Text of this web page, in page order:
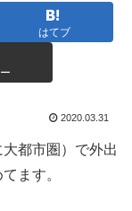
はてブ
2020.03.31
都市圏）で外出
ます。